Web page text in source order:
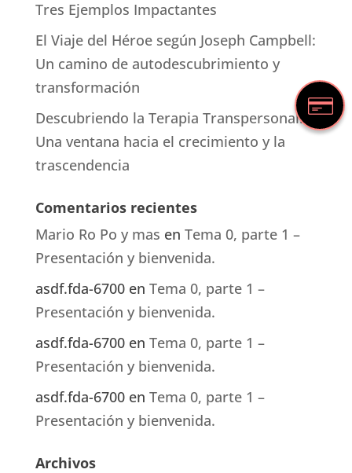
Tres Ejemplos Impactantes
El Viaje del Héroe según Joseph Campbell:
Un camino de autodescubrimiento y
transformación
Descubriendo la Terapia Transpersonal:
Una ventana hacia el crecimiento y la
trascendencia
Comentarios recientes
Mario Ro Po y mas en Tema 0, parte 1 –
Presentación y bienvenida.
asdf.fda-6700en Tema 0, parte 1 –
Presentación y bienvenida.
asdf.fda-6700en Tema 0, parte 1 –
Presentación y bienvenida.
asdf.fda-6700en Tema 0, parte 1 –
Presentación y bienvenida.
Archivos